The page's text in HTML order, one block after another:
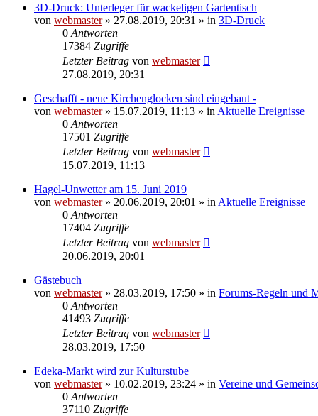
3D-Druck: Unterleger für wackeligen Gartentisch
von webmaster» 27.08.2019, 20:31 » in 3D-Druck
0 Antworten
17384 Zugriffe
Letzter Beitrag von webmaster
27.08.2019, 20:31
Geschafft - neue Kirchenglocken sind eingebaut -
von webmaster» 15.07.2019, 11:13 » in Aktuelle Ereignisse
0 Antworten
17501 Zugriffe
Letzter Beitrag von webmaster
15.07.2019, 11:13
Hagel-Unwetter am 15. Juni 2019
von webmaster» 20.06.2019, 20:01 » in Aktuelle Ereignisse
0 Antworten
17404 Zugriffe
Letzter Beitrag von webmaster
20.06.2019, 20:01
Gästebuch
von webmaster» 28.03.2019, 17:50 » in Forums-Regeln und
0 Antworten
41493 Zugriffe
Letzter Beitrag von webmaster
28.03.2019, 17:50
Edeka-Markt wird zur Kulturstube
von webmaster» 10.02.2019, 23:24 » in Vereine und
0 Antworten
37110 Zugriffe